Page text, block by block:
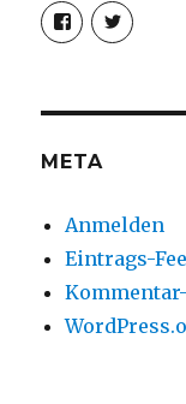
Profil
von
anzeigen
Profil
von
META
Anmelden
Eintrags-